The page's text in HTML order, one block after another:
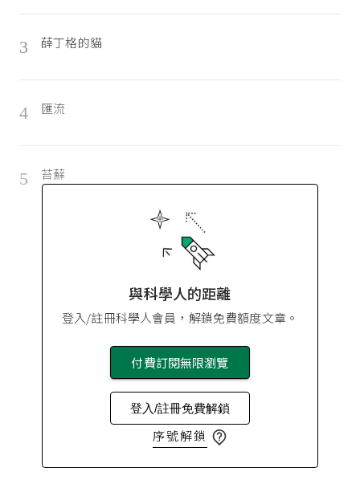
3 薛丁格的貓
4 匯流
5 苔蘚
與科學人的距離
登入/註冊科學人會員，解鎖免費額度文章。
付費訂閱無限瀏覽
登入/註冊免費解鎖
序號解鎖